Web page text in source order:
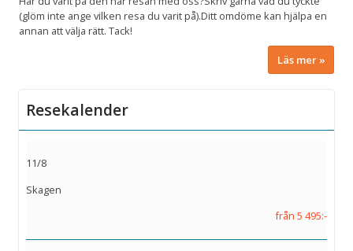
(glöm inte ange vilken resa du varit på).Ditt omdöme kan hjälpa en
annan att välja rätt. Tack!
Läs mer
Resekalender
11/8
Skagen
från 5 495:-